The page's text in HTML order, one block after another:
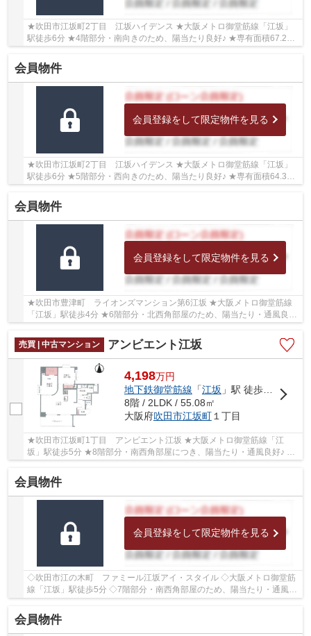
★吹田市江坂町2丁目 江坂ハイデンス ★大阪メトロ御堂筋線「江坂」
駅徒歩6分 ★4階部分・南向きのため、陽当たり良好♪ ★専有面積67.2㎡
会員物件
会員登録をして限定物件を見る
★吹田市江坂町2丁目 江坂ハイデンス ★大阪メトロ御堂筋線「江坂」
駅徒歩6分 ★5階部分・西向きのため、陽当たり良好♪ ★専有面積64.35
㎡の2LDK ★2026年6月室内リフォーム完成予定 ★豊津...
会員物件
会員登録をして限定物件を見る
★吹田市豊津町 ライオンズマンション第6江坂 ★大阪メトロ御堂筋線
「江坂」駅徒歩4分 ★6階部分・北西角部屋のため、陽当たり・通風良好
★専有面積66.27㎡の3LDK ★学校区は豊津第二小学...
売買 | 中古マンション
アンビエント江坂
4,198万円
地下鉄御堂筋線 「江坂 」駅 徒歩5分
8階 / 2LDK / 55.08㎡
大阪府吹田市江坂町１丁目
★吹田市江坂町1丁目 アンビエント江坂 ★大阪メトロ御堂筋線「江
坂」駅徒歩5分 ★8階部分・南西角部屋につき、陽当たり・通風良好♪ ★
会員物件
会員登録をして限定物件を見る
◇吹田市江の木町 ファミール江坂アイ・スタイル ◇大阪メトロ御堂筋
線「江坂」駅徒歩5分 ◇7階部分・南西角部屋のため、陽当たり・通風・
眺望良好♪ ◇専有面積62.65㎡の2LDK ◇2023年6月...
会員物件